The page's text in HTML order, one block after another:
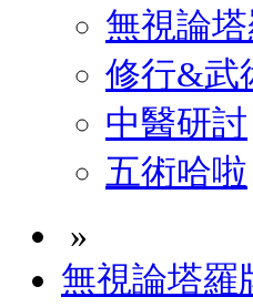
無視論
修行&武
中醫研討
五術哈啦
»
無視論塔羅